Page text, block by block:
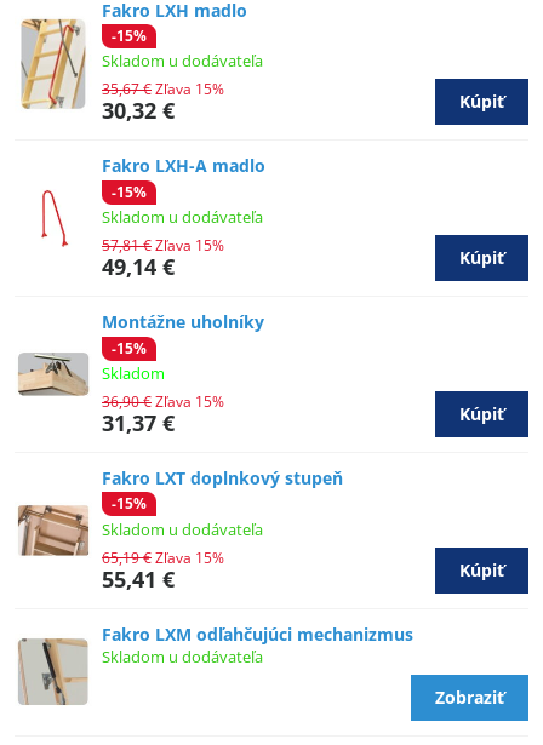
Fakro LXH madlo
-15%
Skladom u dodávateľa
30,32 €
35,67 €Zľava 15%
Kúpiť
Fakro LXH-A madlo
-15%
Skladom u dodávateľa
49,14 €
57,81 €Zľava 15%
Kúpiť
Montážne uholníky
-15%
Skladom
31,37 €
36,90 €Zľava 15%
Kúpiť
Fakro LXT doplnkový stupeň
-15%
Skladom u dodávateľa
55,41 €
65,19 €Zľava 15%
Kúpiť
Fakro LXM odľahčujúci mechanizmus
Skladom u dodávateľa
Zobraziť